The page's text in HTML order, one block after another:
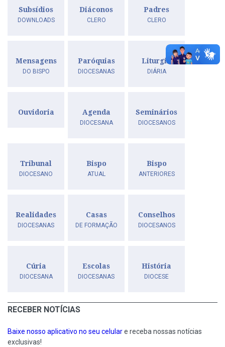
Subsídios
DOWNLOADS
Diáconos
CLERO
Padres
CLERO
Mensagens
DO BISPO
Paróquias
DIOCESANAS
Liturgia
DIÁRIA
Ouvidoria Agenda
DIOCESANA
Seminários
DIOCESANOS
Tribunal
DIOCESANO
Bispo
ATUAL
Bispo
ANTERIORES
Realidades
DIOCESANAS
Casas
DE FORMAÇÃO
Conselhos
DIOCESANOS
Cúria
DIOCESANA
Escolas
DIOCESANAS
História
DIOCESE
RECEBER NOTÍCIAS
Baixe nosso aplicativo no seu celulare receba nossas notícias
exclusivas!